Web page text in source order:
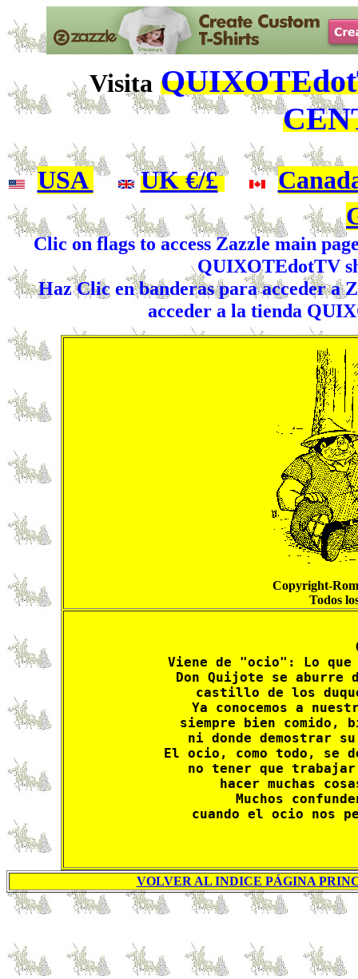
Visita
USA| UK€/£ |
Clic on flags to access Zazzle main
QUIXOTEdotTV
Haz Clic en banderas para acceder a
acceder a la tienda
Copyright-
Todos
Viene de "ocio": Lo que
Don Quijote se
castillo de los
Ya conocemos a
siempre bien comido,
ni donde demostrar
El ocio, como todo, se
no tener que
hacer muchas
Muchos
cuando el ocio nos
VOLVER AL INDICE PÁGINA